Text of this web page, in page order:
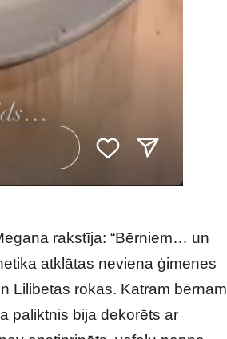
rakstīja: “Bērniem… un
atklātas neviena ģimenes
Lilibetas rokas. Katram bērnam
paliktnis bija dekorēts ar